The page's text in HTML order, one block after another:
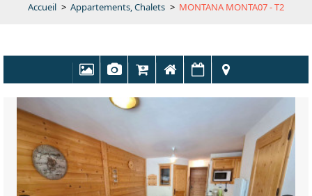
Accueil > Appartements, Chalets > MONTANA MONTA07 - T2